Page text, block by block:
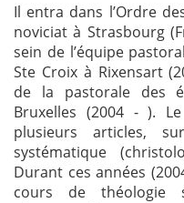
Il entra dans l’Ordre
noviciat à Strasbourg
sein de l’équipe
Ste Croix à Rixensart
de la pastorale des
Bruxelles (2004 - ).
plusieurs articles,
systématique
Durant ces années
cours de théologie